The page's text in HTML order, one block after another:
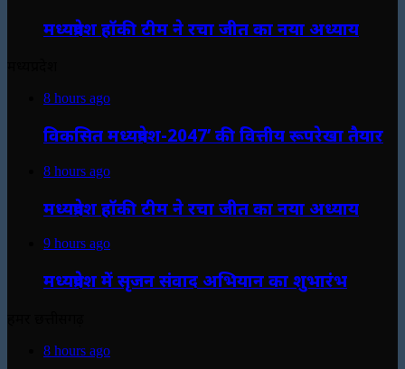
मध्यप्रदेश हॉकी टीम ने रचा जीत का नया अध्याय
8 hours ago
विकसित मध्यप्रदेश-2047’ की वित्तीय रूपरेखा तैयार
8 hours ago
मध्यप्रदेश हॉकी टीम ने रचा जीत का नया अध्याय
9 hours ago
मध्यप्रदेश में सृजन संवाद अभियान का शुभारंभ
8 hours ago